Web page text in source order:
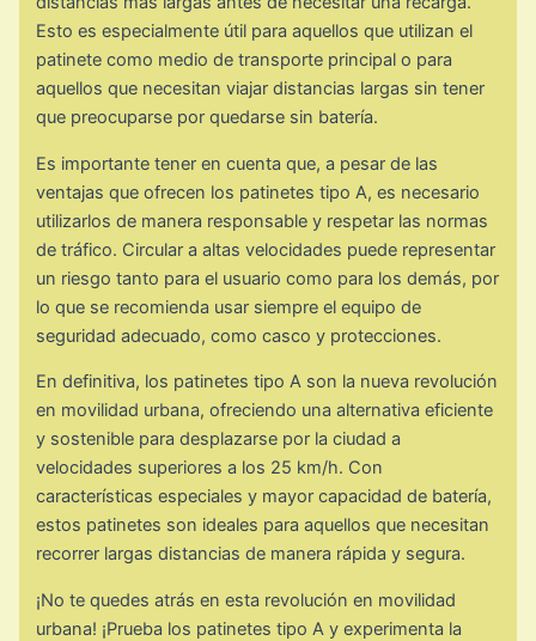
Esto es especialmente útil para aquellos que utilizan el
patinete como medio de transporte principal o para
aquellos que necesitan viajar distancias largas sin tener
que preocuparse por quedarse sin batería.
Es importante tener en cuenta que, a pesar de las
ventajas que ofrecen los patinetes tipo A, es necesario
utilizarlos de manera responsable y respetar las normas
de tráfico. Circular a altas velocidades puede representar
un riesgo tanto para el usuario como para los demás, por
lo que se recomienda usar siempre el equipo de
seguridad adecuado, como casco y protecciones.
En definitiva, los patinetes tipo A son la nueva revolución
en movilidad urbana, ofreciendo una alternativa eficiente
y sostenible para desplazarse por la ciudad a
velocidades superiores a los 25 km/h. Con
características especiales y mayor capacidad de batería,
estos patinetes son ideales para aquellos que necesitan
recorrer largas distancias de manera rápida y segura.
¡No te quedes atrás en esta revolución en movilidad
urbana! ¡Prueba los patinetes tipo A y experimenta la